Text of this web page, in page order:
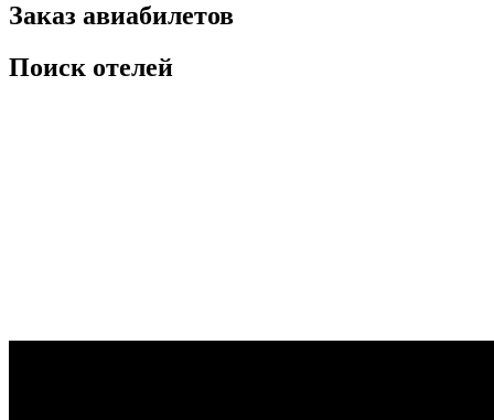
Заказ авиабилетов
Поиск отелей